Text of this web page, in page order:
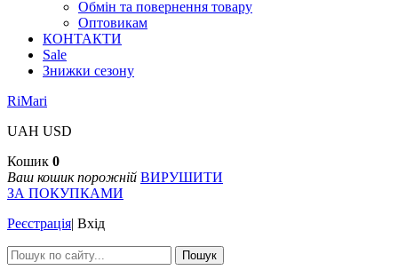
Обмін та повернення товару
Оптовикам
КОНТАКТИ
Sale
Знижки сезону
RiMari
UAH USD
Кошик 0
Ваш кошик порожній ВИРУШИТИ
ЗА ПОКУПКАМИ
Реєстрація| Вхід
Пошук